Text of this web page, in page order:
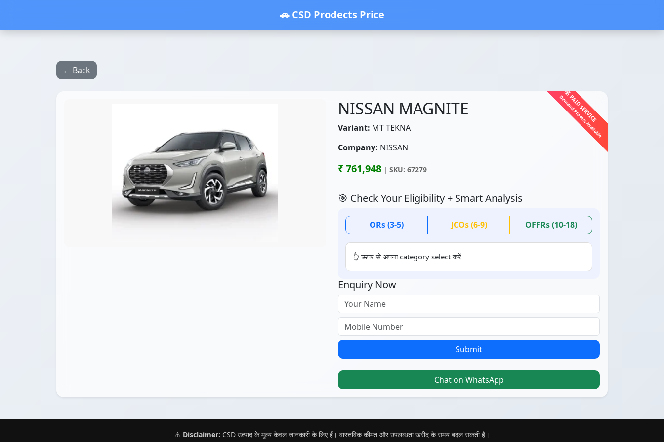
🚗 CSD Prodects Price
← Back
💰 PAID SERVICE
Demand Process Available
NISSAN MAGNITE
Variant: MT TEKNA
Company: NISSAN
₹ 761,948 | SKU: 67279
🎯 Check Your Eligibility + Smart Analysis
ORs (3-5) JCOs (6-9) OFFRs (10-18)
👆 ऊपर से अपना category select करें
Enquiry Now
Submit
Chat on WhatsApp
⚠️ Disclaimer: CSD उत्पाद के मूल्य केवल जानकारी के लिए हैं। वास्तविक कीमत और उपलब्धता खरीद के समय बदल सकती है।